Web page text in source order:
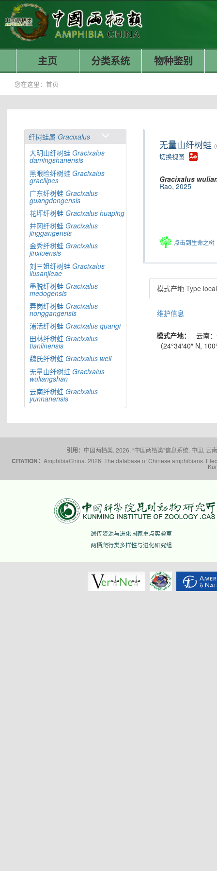
主页 分类系统 物种鉴别
您在这里： 首页
纤树蛙属 Gracixalus
大明山纤树蛙 Gracixalus
damingshanensis
黑眼睑纤树蛙 Gracixalus
gracilipes
广东纤树蛙 Gracixalus
guangdongensis
花坪纤树蛙 Gracixalus huaping
井冈纤树蛙 Gracixalus
jinggangensis
金秀纤树蛙 Gracixalus
jinxiuensis
刘三姐纤树蛙 Gracixalus
liusanjieae
墨脱纤树蛙 Gracixalus
medogensis
弄岗纤树蛙 Gracixalus
nonggangensis
浦活纤树蛙 Gracixalus quangi
田林纤树蛙 Gracixalus
tianlinensis
魏氏纤树蛙 Gracixalus weii
无量山纤树蛙 Gracixalus
wuliangshan
云南纤树蛙 Gracixalus
yunnanensis
无量山纤树蛙
切换视图
Gracixalus
Rao, 2025
点击到生命之树
模式产地 Type
维护信息
模式产地：
云南
（24°34′40″ N,
引用： 中国两栖类. 2026. “中国两栖类”信息系统. 中国,
CITATION： AmphibiaChina. 2026. The database of Chinese amphibians.
遗传资源与进化国家重点实验室
两栖爬行类多样性与进化研究组